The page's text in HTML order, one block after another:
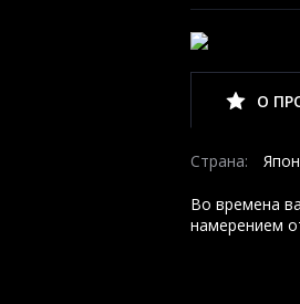
О
Страна:
Во времена
намерением